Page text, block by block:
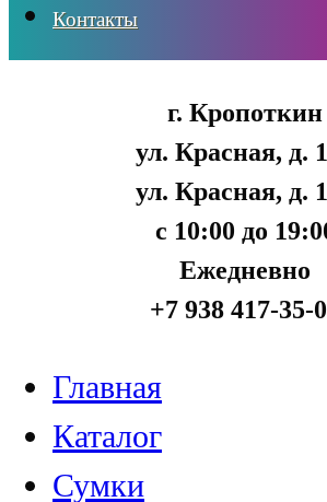
Контакты
г. Кропоткин
ул. Красная, д.
ул. Красная, д.
с 10:00 до
Ежедневно
+7 938 417-35-
Главная
Каталог
Сумки